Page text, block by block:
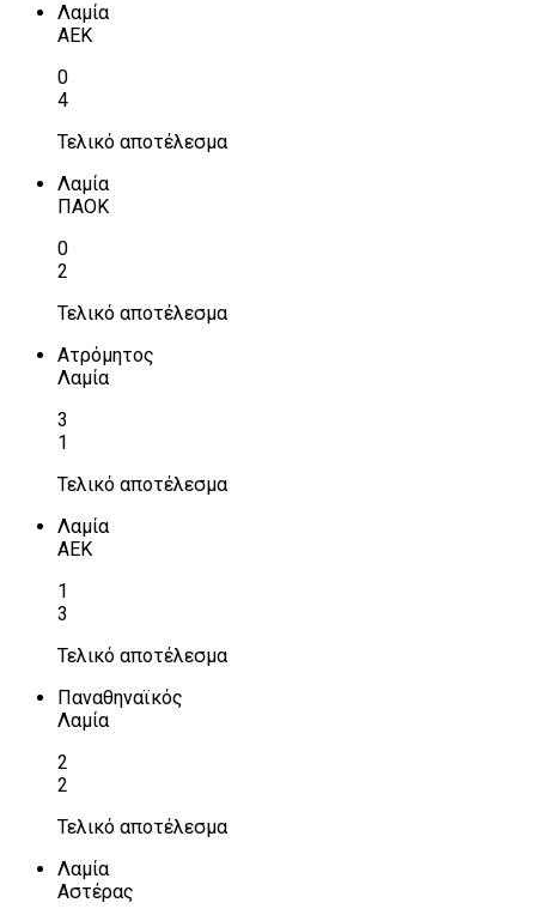
Λαμία
ΑΕΚ
0
4
Τελικό αποτέλεσμα
Λαμία
ΠΑΟΚ
0
2
Τελικό αποτέλεσμα
Ατρόμητος
Λαμία
3
1
Τελικό αποτέλεσμα
Λαμία
ΑΕΚ
1
3
Τελικό αποτέλεσμα
Παναθηναϊκός
Λαμία
2
2
Τελικό αποτέλεσμα
Λαμία
Αστέρας